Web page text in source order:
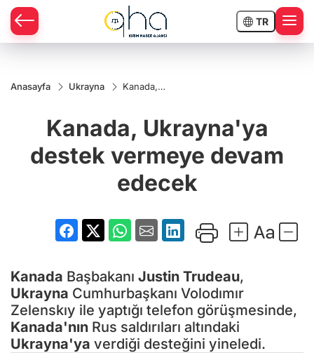
TR
Anasayfa Ukrayna
Kanada,
vermeye
devam
edecek
Kanada, Ukrayna'ya
destek vermeye devam
edecek
Kanada Başbakanı Justin Trudeau,
Ukrayna Cumhurbaşkanı Volodımır
Zelenskıy ile yaptığı telefon görüşmesinde,
Kanada'nın Rus saldırıları altındaki
Ukrayna'ya verdiği desteğini yineledi.